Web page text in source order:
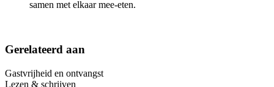
samen met elkaar mee-eten.
Gerelateerd aan
Gastvrijheid en ontvangst
Lezen & schrijven